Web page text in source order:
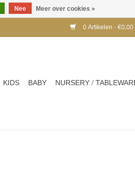
0 Artikelen - €0,00
KIDS BABY NURSERY /
Nee Meer over cookies »